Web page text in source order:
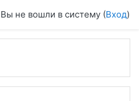
Вы не вошли в систему (Вход)